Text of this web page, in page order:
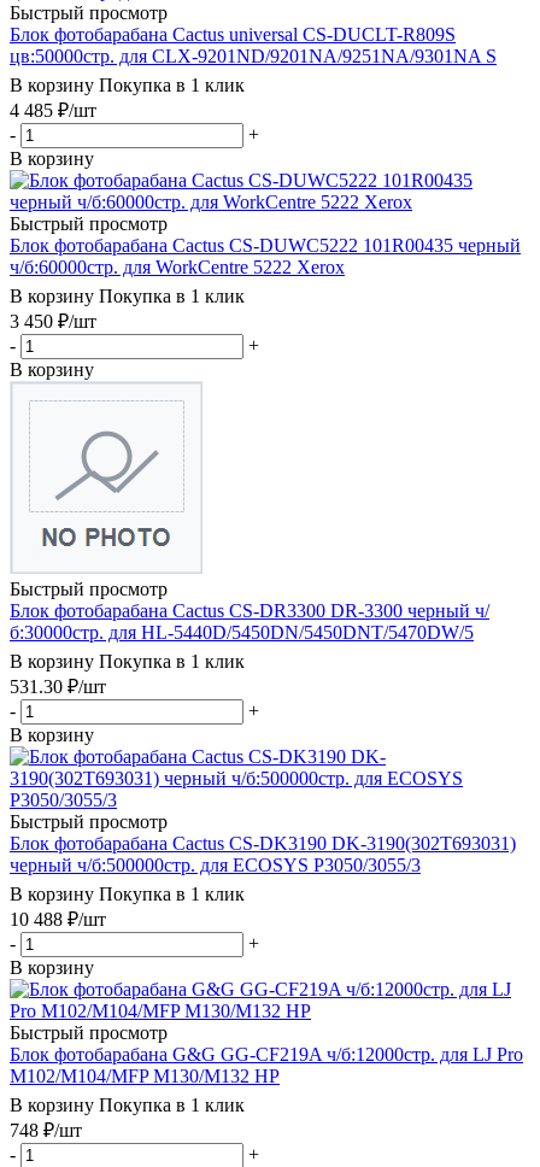
Быстрый просмотр
Блок фотобарабана Cactus universal CS-DUCLT-R809S
цв:50000стр. для CLX-9201ND/9201NA/9251NA/9301NA S
В корзину Покупка в 1 клик
4 485 ₽/шт
-
+
В корзину
Быстрый просмотр
Блок фотобарабана Cactus CS-DUWC5222 101R00435 черный
ч/б:60000стр. для WorkCentre 5222 Xerox
В корзину Покупка в 1 клик
3 450 ₽/шт
-
+
В корзину
Быстрый просмотр
Блок фотобарабана Cactus CS-DR3300 DR-3300 черный ч/
б:30000стр. для HL-5440D/5450DN/5450DNT/5470DW/5
В корзину Покупка в 1 клик
531.30 ₽/шт
-
+
В корзину
Быстрый просмотр
Блок фотобарабана Cactus CS-DK3190 DK-3190(302T693031)
черный ч/б:500000стр. для ECOSYS P3050/3055/3
В корзину Покупка в 1 клик
10 488 ₽/шт
-
+
В корзину
Быстрый просмотр
Блок фотобарабана G&G GG-CF219A ч/б:12000стр. для LJ Pro
M102/M104/MFP M130/M132 HP
В корзину Покупка в 1 клик
748 ₽/шт
-
+